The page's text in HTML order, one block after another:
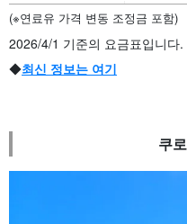
(※연료유 가격 변동 조정금 포함)
2026/4/1 기준의 요금표입니다.
◆최신 정보는 여기
쿠